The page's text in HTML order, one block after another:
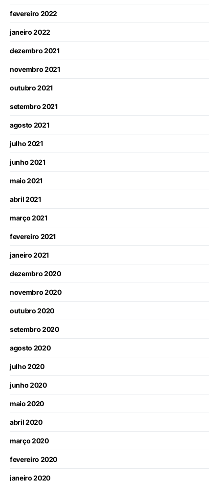
fevereiro 2022
janeiro 2022
dezembro 2021
novembro 2021
outubro 2021
setembro 2021
agosto 2021
julho 2021
junho 2021
maio 2021
abril 2021
março 2021
fevereiro 2021
janeiro 2021
dezembro 2020
novembro 2020
outubro 2020
setembro 2020
agosto 2020
julho 2020
junho 2020
maio 2020
abril 2020
março 2020
fevereiro 2020
janeiro 2020